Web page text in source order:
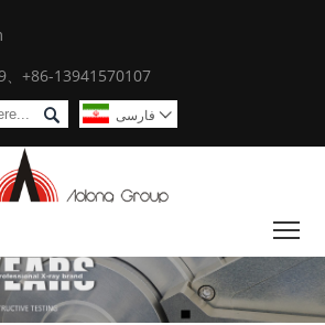
、+86-13941570107
 فارسی 